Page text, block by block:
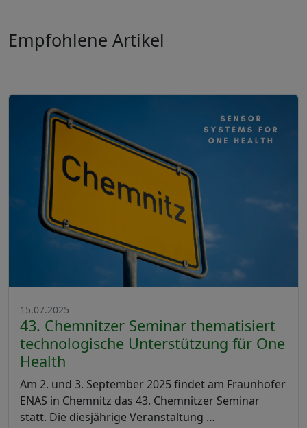
Empfohlene Artikel
15.07.2025
43. Chemnitzer Seminar thematisiert
technologische Unterstützung für One
Health
Am 2. und 3. September 2025 findet am Fraunhofer
ENAS in Chemnitz das 43. Chemnitzer Seminar
statt. Die diesjährige Veranstaltung …